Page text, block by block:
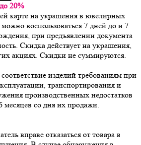
20%
карте на украшения в ювелирных
воспользоваться 7 дней до и 7
при предъявлении документа
Скидка действует на украшения,
акциях. Скидки не суммируются.
изделий требованиям при
транспортирования и
производственных недостатков
вправе отказаться от товара в